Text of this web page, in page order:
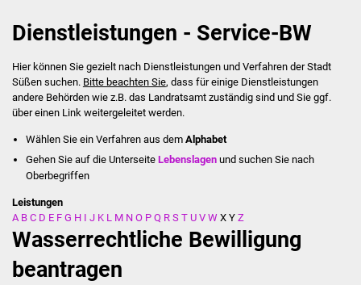
Ausschüsse
Ratsinformationssystem
Jugendbeirat
Summerrockfestival
Stadtverwaltung
Dienstleistungen - Service-BW
Hier können Sie gezielt nach Dienstleistungen und Verfahren der Stadt
Süßen suchen. Bitte beachten Sie, dass für einige Dienstleistungen
andere Behörden wie z.B. das Landratsamt zuständig sind und Sie ggf.
über einen Link weitergeleitet werden.
Wählen Sie ein Verfahren aus dem Alphabet
Gehen Sie auf die UnterseiteLebenslagen und suchen Sie nach
Oberbegriffen
Leistungen
A B C D E F G H I J K L M N O P Q R S T U V W X Y Z
Wasserrechtliche Bewilligung
beantragen